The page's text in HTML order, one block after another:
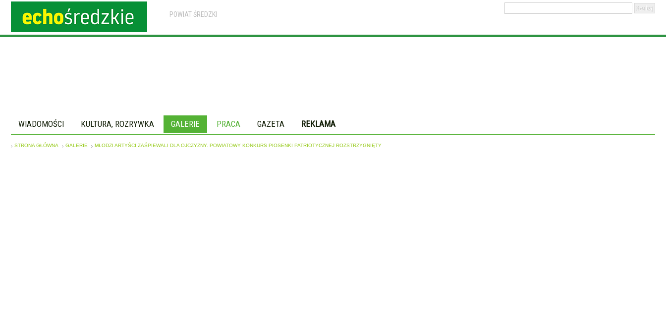
POWIAT ŚREDZKI
WIADOMOŚCI KULTURA, ROZRYWKA GALERIE PRACA GAZETA REKLAMA
STRONA GŁÓWNA GALERIE MŁODZI ARTYŚCI ZAŚPIEWALI DLA OJCZYZNY. POWIATOWY KONKURS PIOSENKI PATRIOTYCZNEJ ROZSTRZYGNIĘTY